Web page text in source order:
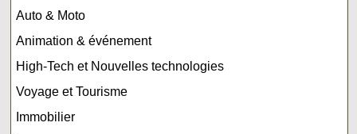
Auto & Moto
Animation & événement
High-Tech et Nouvelles technologies
Voyage et Tourisme
Immobilier